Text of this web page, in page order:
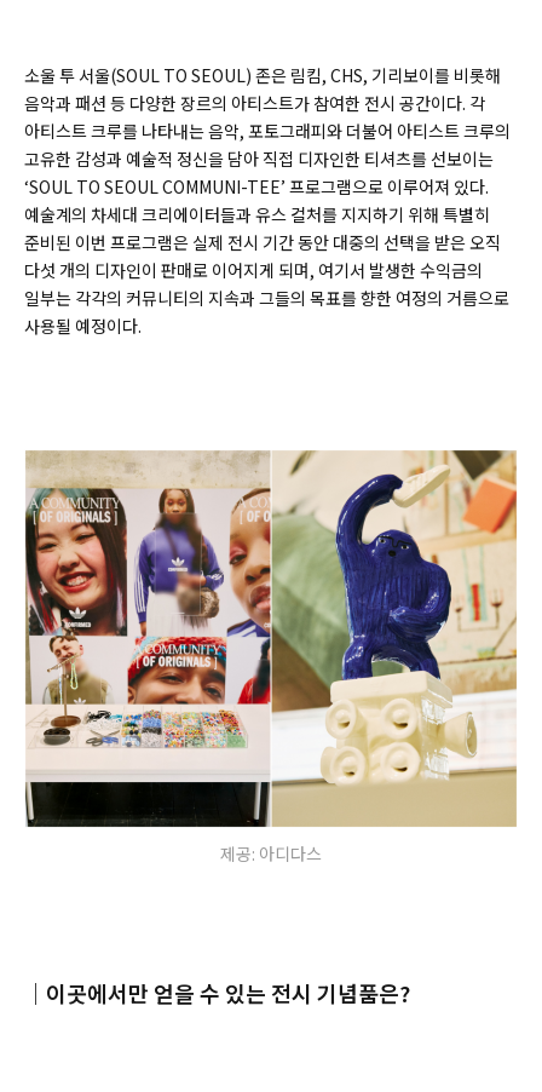
소울 투 서울(SOUL TO SEOUL) 존은 림킴, CHS, 기리보이를 비롯해
음악과 패션 등 다양한 장르의 아티스트가 참여한 전시 공간이다. 각
아티스트 크루를 나타내는 음악, 포토그래피와 더불어 아티스트 크루의
고유한 감성과 예술적 정신을 담아 직접 디자인한 티셔츠를 선보이는
‘SOUL TO SEOUL COMMUNI-TEE’ 프로그램으로 이루어져 있다.
예술계의 차세대 크리에이터들과 유스 컬처를 지지하기 위해 특별히
준비된 이번 프로그램은 실제 전시 기간 동안 대중의 선택을 받은 오직
다섯 개의 디자인이 판매로 이어지게 되며, 여기서 발생한 수익금의
일부는 각각의 커뮤니티의 지속과 그들의 목표를 향한 여정의 거름으로
사용될 예정이다.
제공: 아디다스
｜이곳에서만 얻을 수 있는 전시 기념품은?